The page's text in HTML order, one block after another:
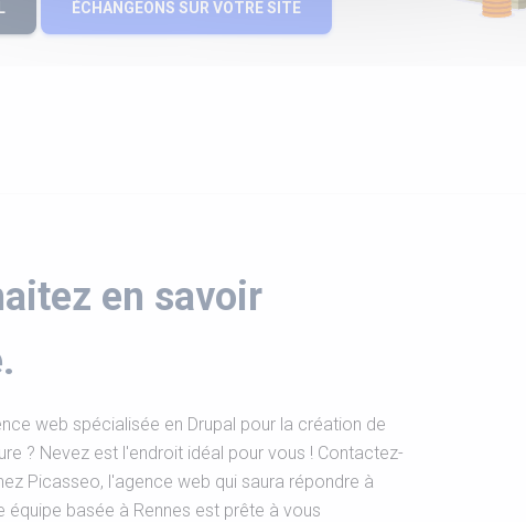
ÉCHANGEONS SUR VOTRE SITE
en savoir
web spécialisée en Drupal pour la création de
? Nevez est l'endroit idéal pour vous ! Contactez-
Picasseo, l'agence web qui saura répondre à
basée à Rennes est prête à vous